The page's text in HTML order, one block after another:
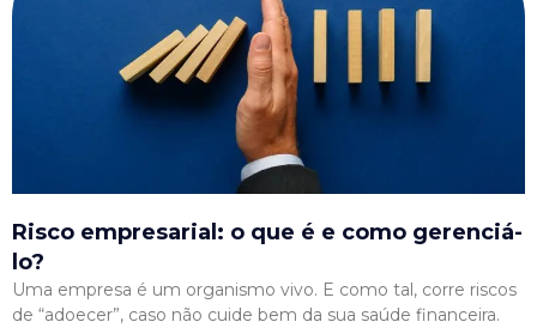
Risco empresarial: o que é e como gerenciá-
lo?
Uma empresa é um organismo vivo. E como tal, corre riscos
de “adoecer”, caso não cuide bem da sua saúde financeira.